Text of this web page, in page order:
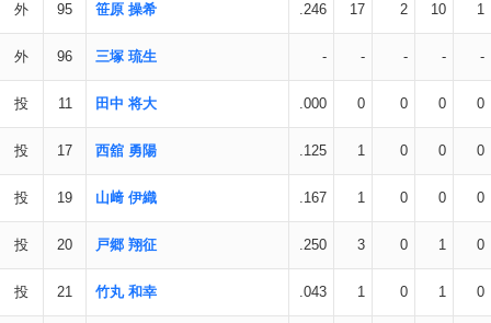
外 95 笹原 操希 .246 17 2 10 1
外 96 三塚 琉生 - - - - -
投 11 田中 将大 .000 0 0 0 0
投 17 西舘 勇陽 .125 1 0 0 0
投 19 山﨑 伊織 .167 1 0 0 0
投 20 戸郷 翔征 .250 3 0 1 0
投 21 竹丸 和幸 .043 1 0 1 0